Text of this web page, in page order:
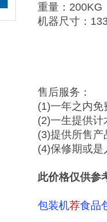
重量：200KG
机器尺寸：
售后服务：
(1)一年之内免
(2)一生提供
(3)提供所售产
(4)保修期或
此价格仅供参
包装机荐食品